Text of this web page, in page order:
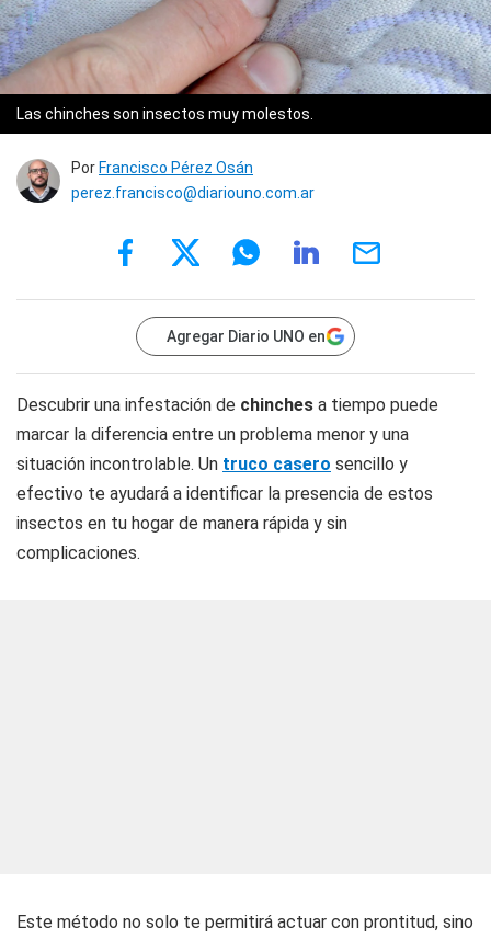
Las chinches son insectos muy molestos.
Por Francisco Pérez Osán
perez.francisco@diariouno.com.ar
Agregar Diario UNO en
Descubrir una infestación de chinches a tiempo puede
marcar la diferencia entre un problema menor y una
situación incontrolable. Un truco casero sencillo y
efectivo te ayudará a identificar la presencia de estos
insectos en tu hogar de manera rápida y sin
complicaciones.
Este método no solo te permitirá actuar con prontitud, sino